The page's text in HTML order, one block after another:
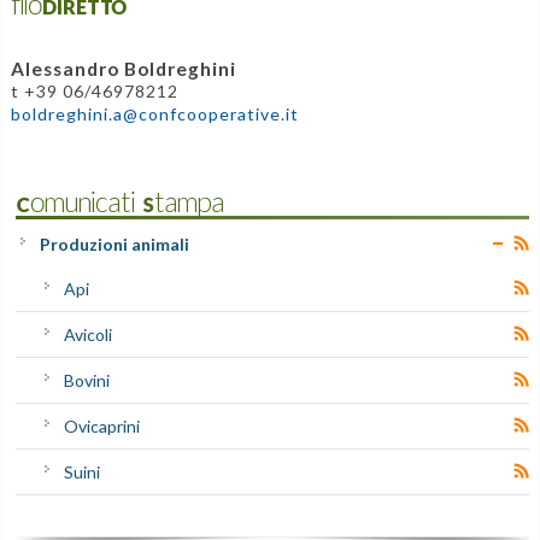
Alessandro Boldreghini
t +39 06/46978212
boldreghini.a@confcooperative.it
Comunicati Stampa
Produzioni animali
Api
Avicoli
Bovini
Ovicaprini
Suini